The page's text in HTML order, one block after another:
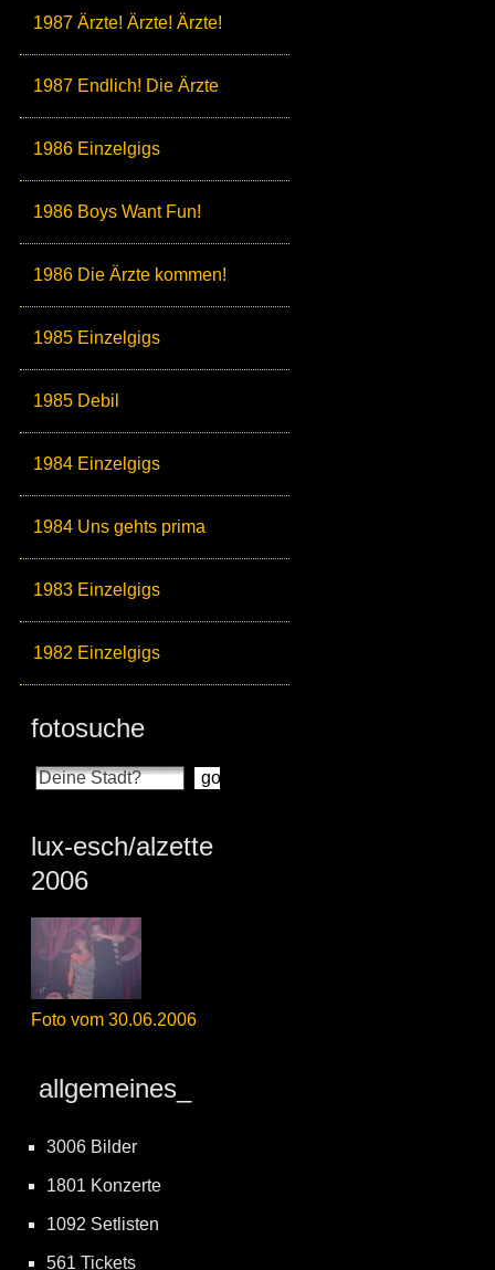
1987 Ärzte! Ärzte! Ärzte!
1987 Endlich! Die Ärzte
1986 Einzelgigs
1986 Boys Want Fun!
1986 Die Ärzte kommen!
1985 Einzelgigs
1985 Debil
1984 Einzelgigs
1984 Uns gehts prima
1983 Einzelgigs
1982 Einzelgigs
fotosuche
lux-esch/alzette
2006
Foto vom 30.06.2006
allgemeines_
3006 Bilder
1801 Konzerte
1092 Setlisten
561 Tickets